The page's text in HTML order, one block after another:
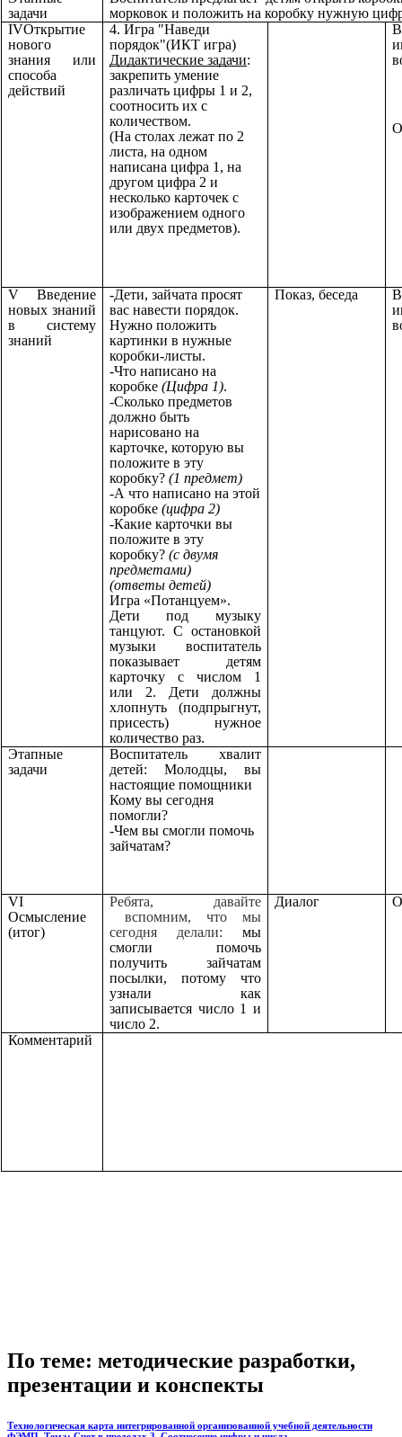
задачи
морковок и положить на коробку нужную
IVОткрытие
нового
знания или
способа
действий
4. Игра "Наведи
порядок"(ИКТ игра)
Дидактические задачи:
закрепить умение
различать цифры 1 и 2,
соотносить их с
количеством.
(На столах лежат по 2
листа, на одном
написана цифра 1, на
другом цифра 2 и
несколько карточек с
изображением одного
или двух предметов).
V Введение
новых знаний
в систему
знаний
-Дети, зайчата просят
вас навести порядок.
Нужно положить
картинки в нужные
коробки-листы.
-Что написано на
коробке (Цифра 1).
-Сколько предметов
должно быть
нарисовано на
карточке, которую вы
положите в эту
коробку? (1 предмет)
-А что написано на этой
коробке (цифра 2)
-Какие карточки вы
положите в эту
коробку? (с двумя
предметами)
(ответы детей)
Игра «Потанцуем».
Дети под музыку
танцуют. С остановкой
музыки воспитатель
показывает детям
карточку с числом 1
или 2. Дети должны
хлопнуть (подпрыгнут,
присесть) нужное
количество раз.
Показ, беседа
Этапные
задачи
Воспитатель хвалит
детей: Молодцы, вы
настоящие помощники
Кому вы сегодня
помогли?
-Чем вы смогли помочь
зайчатам?
VI
Осмысление
(итог)
Ребята, давайте
вспомним, что мы
сегодня делали: мы
смогли помочь
получить зайчатам
посылки, потому что
узнали как
записывается число 1 и
число 2.
Диалог
Комментарий
По теме: методические разработки,
презентации и конспекты
Технологическая карта интегрированной организованной учебной деятельности